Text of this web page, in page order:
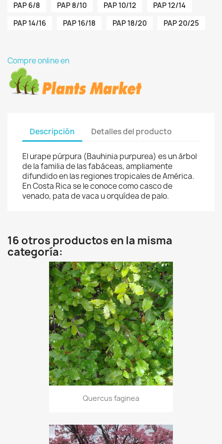
PAP 6/8
PAP 8/10 PAP 10/12
PAP 12/14
PAP 14/16
PAP 16/18 PAP 18/20 PAP 20/25
Compre online en
Descripción Detalles del producto
El urape púrpura (Bauhinia purpurea) es un árbol
de la familia de las fabáceas, ampliamente
difundido en las regiones tropicales de América.
En Costa Rica se le conoce como casco de
venado, pata de vaca u orquídea de palo.
16 otros productos en la misma
categoría:
Quercus faginea